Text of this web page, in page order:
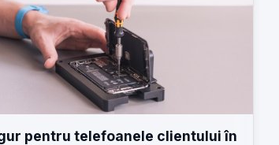
pentru telefoanele clientului în